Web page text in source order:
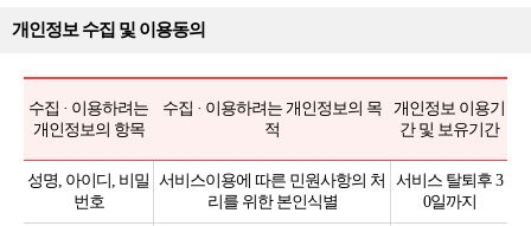
제 3 조 약관 외의 준칙
사업법, 정보 통신망 이용 촉진 등에 관한 법률 및 기타 관련 법령의
규정에 및 서비스 이용 안내에 따릅니다.
제 4 조 용어의 정의
1. 이 약관에서 사용하는 용어는 다음과 같습니다.
가. 회원 : 회사와 서비스 이용 계약을 체결한 자
나. 전자메일(e-mail) : 회원식별과 회원의 서비스 이용을 위하여
개인정보 수집 및 이용동의
수집 · 이용하려는
개인정보의 항목
수집 · 이용하려는 개인정보의 목
적
개인정보 이용기
간 및 보유기간
성명, 아이디, 비밀
번호
서비스이용에 따른 민원사항의 처
리를 위한 본인식별
서비스 탈퇴후 3
0일까지